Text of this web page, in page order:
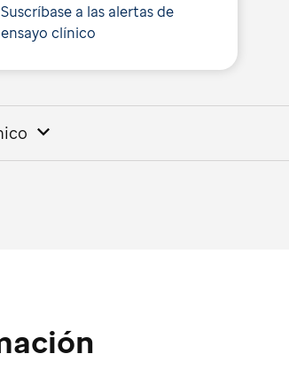
Suscríbase a las alertas de
ensayo clínico